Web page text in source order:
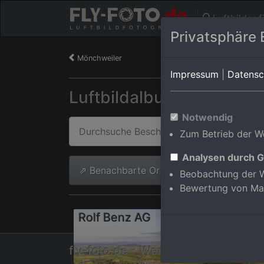
Luftbilder
Mönchweiler
Luftbildalbum von
⇗ Benachbarte Orte Alle
Rolf Benz AG
fly-foto.de - Werner Riehm
Privatsphäre
Impressum
Notwendig
Zum Betrieb der
Analysen durch
Beobachtung der
Bewertung von